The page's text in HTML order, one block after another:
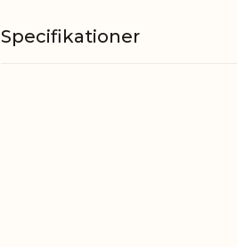
Specifikationer